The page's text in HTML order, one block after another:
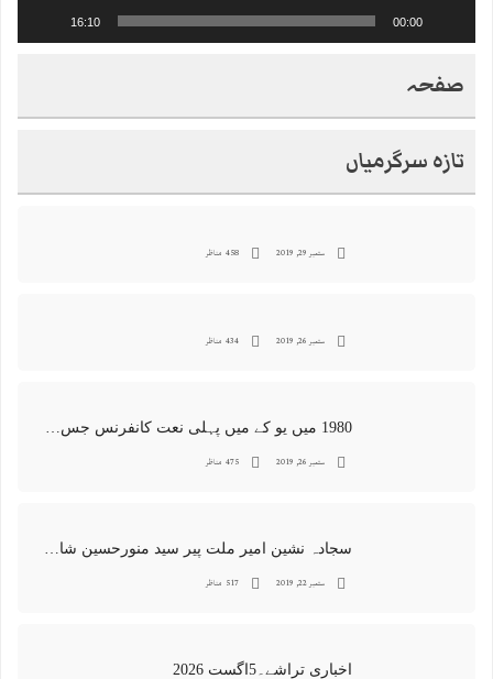
00:00
16:10
صفحہ
تازہ سرگرمیاں
ستمبر 29, 2019 458 مناظر
ستمبر 26, 2019 434 مناظر
ستمبر 26, 2019 475 مناظر
ستمبر 22, 2019 517 مناظر
اخباری تراشے۔5اگست 2026